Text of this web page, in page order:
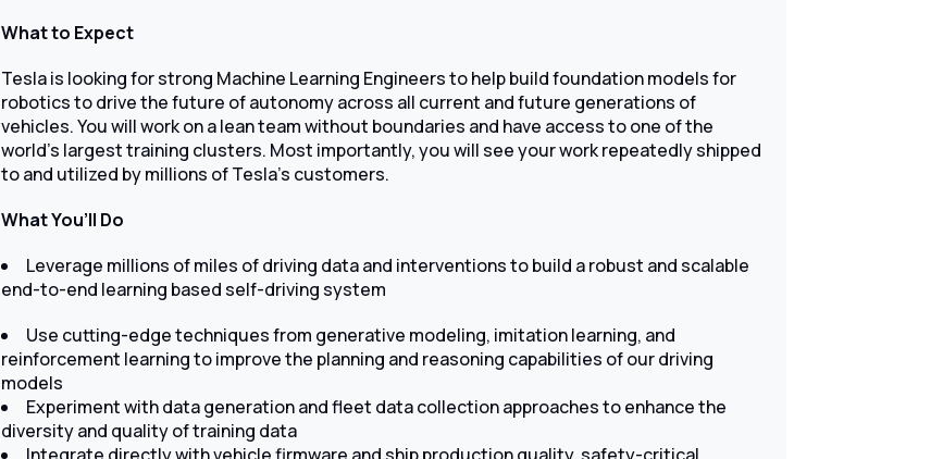
What to Expect
Tesla is looking for strong Machine Learning Engineers to help build foundation models for
robotics to drive the future of autonomy across all current and future generations of
vehicles. You will work on a lean team without boundaries and have access to one of the
world’s largest training clusters. Most importantly, you will see your work repeatedly shipped
to and utilized by millions of Tesla’s customers.
What You’ll Do
Leverage millions of miles of driving data and interventions to build a robust and scalable
end-to-end learning based self-driving system
Use cutting-edge techniques from generative modeling, imitation learning, and
reinforcement learning to improve the planning and reasoning capabilities of our driving
models
Experiment with data generation and fleet data collection approaches to enhance the
diversity and quality of training data